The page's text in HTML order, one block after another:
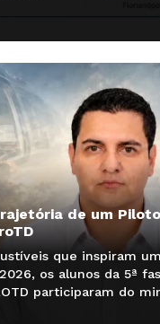
O Simpósio Sul-
de um
que inspiram
os alunos da 5ª
participaram do